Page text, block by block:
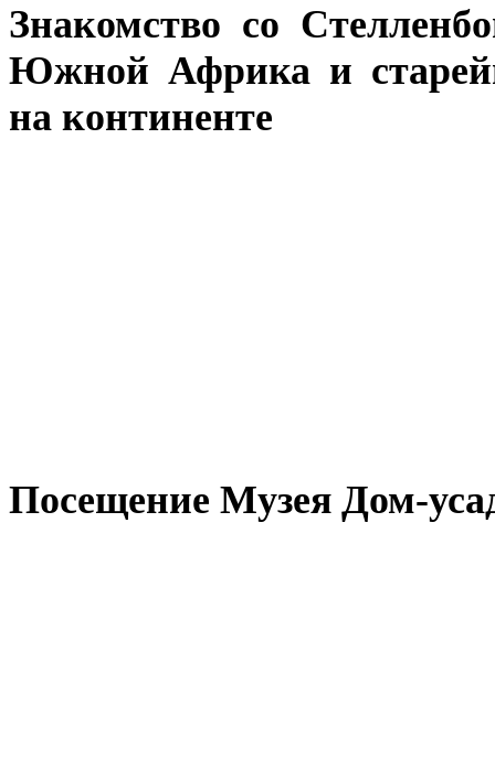
Знакомство со
Южной Африка и
на континенте
Посещение Музея Дом-